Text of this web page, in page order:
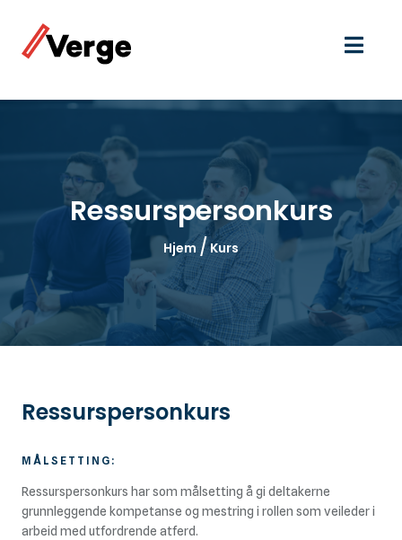
Ressurspersonkurs
Hjem /Kurs
Ressurspersonkurs
MÅLSETTING:
Ressurspersonkurs har som målsetting å gi deltakerne
grunnleggende kompetanse og mestring i rollen som veileder i
arbeid med utfordrende atferd.